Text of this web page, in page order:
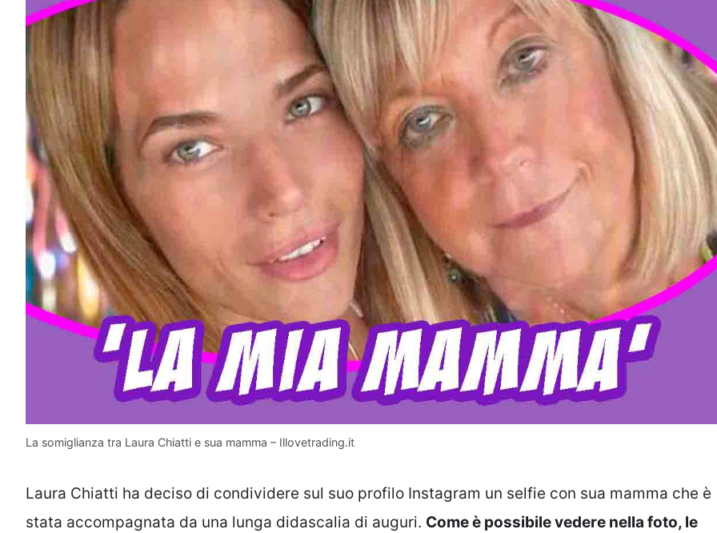
La somiglianza tra Laura Chiatti e sua mamma – Illovetrading.it
Laura Chiatti ha deciso di condividere sul suo profilo Instagram un selfie con sua mamma che è
stata accompagnata da una lunga didascalia di auguri. Come è possibile vedere nella foto, le